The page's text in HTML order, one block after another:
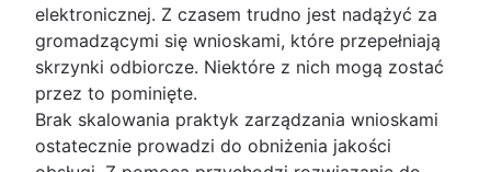
elektronicznej. Z czasem trudno jest nadążyć za
gromadzącymi się wnioskami, które przepełniają
skrzynki odbiorcze. Niektóre z nich mogą zostać
przez to pominięte.
Brak skalowania praktyk zarządzania wnioskami
ostatecznie prowadzi do obniżenia jakości